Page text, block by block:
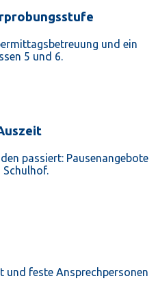
und ein
5 und 6.
passiert: Pausenangebote
Schulhof.
und feste Ansprechpersonen